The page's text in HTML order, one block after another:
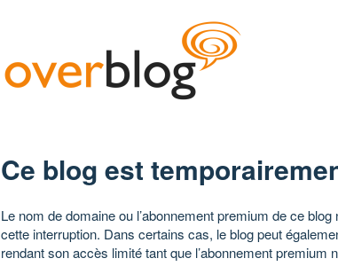
Ce blog est
Le nom de domaine ou l’abonnement premium de ce
cette interruption. Dans certains cas, le blog peut
rendant son accès limité tant que l’abonnement premium